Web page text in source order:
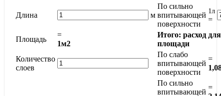
Длина м
По сильно
впитывающей
поверхности
1л
=
Площадь
=
1м2
Итого: расход
площади
Количество
слоев
По слабо
впитывающей
поверхности
=
По сильно
впитывающей
=